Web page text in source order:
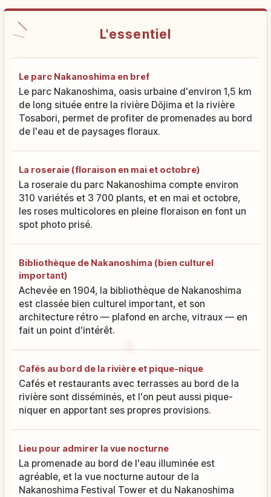
L'essentiel
Le parc Nakanoshima en bref
Le parc Nakanoshima, oasis urbaine d'environ 1,5 km
de long située entre la rivière Dōjima et la rivière
Tosabori, permet de profiter de promenades au bord
de l'eau et de paysages floraux.
La roseraie (floraison en mai et octobre)
La roseraie du parc Nakanoshima compte environ
310 variétés et 3 700 plants, et en mai et octobre,
les roses multicolores en pleine floraison en font un
spot photo prisé.
Bibliothèque de Nakanoshima (bien culturel
important)
Achevée en 1904, la bibliothèque de Nakanoshima
est classée bien culturel important, et son
architecture rétro — plafond en arche, vitraux — en
fait un point d'intérêt.
Cafés au bord de la rivière et pique-nique
Cafés et restaurants avec terrasses au bord de la
rivière sont disséminés, et l'on peut aussi pique-
niquer en apportant ses propres provisions.
Lieu pour admirer la vue nocturne
La promenade au bord de l'eau illuminée est
agréable, et la vue nocturne autour de la
Nakanoshima Festival Tower et du Nakanoshima